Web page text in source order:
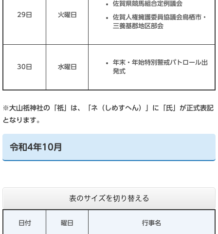
29日 火曜日
佐賀県競馬組合定例議会
佐賀人権擁護委員協議会鳥栖市・
三養基郡地区部会
30日 水曜日
年末・年始特別警戒パトロール出
発式
※大山祇神社の「祇」は、「ネ（しめすへん）」に「氏」が正式表記
となります。
令和4年10月
表のサイズを切り替える
日付 曜日 行事名